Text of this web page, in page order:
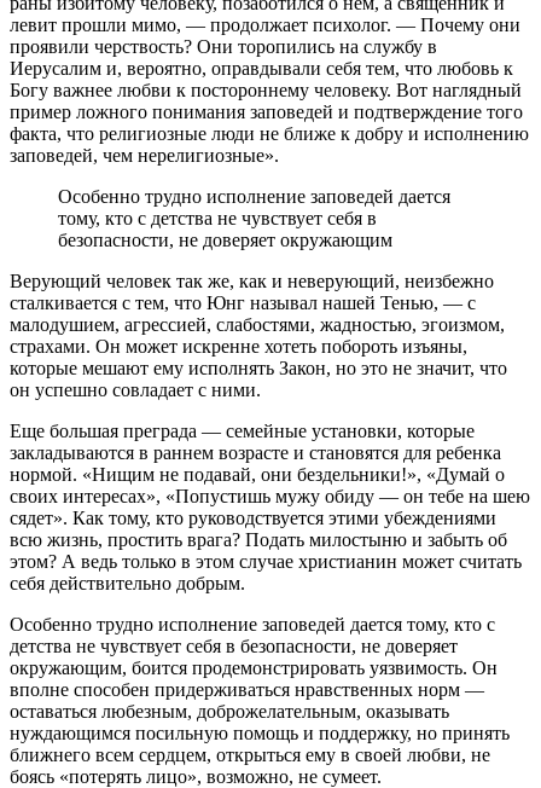
левит прошли мимо, — продолжает психолог. — Почему они
проявили черствость? Они торопились на службу в
Иерусалим и, вероятно, оправдывали себя тем, что любовь к
Богу важнее любви к постороннему человеку. Вот наглядный
пример ложного понимания заповедей и подтверждение того
факта, что религиозные люди не ближе к добру и исполнению
заповедей, чем нерелигиозные».
Особенно трудно исполнение заповедей дается
тому, кто с детства не чувствует себя в
безопасности, не доверяет окружающим
Верующий человек так же, как и неверующий, неизбежно
сталкивается с тем, что Юнг называл нашей Тенью, — с
малодушием, агрессией, слабостями, жадностью, эгоизмом,
страхами. Он может искренне хотеть побороть изъяны,
которые мешают ему исполнять Закон, но это не значит, что
он успешно совладает с ними.
Еще большая преграда — семейные установки, которые
закладываются в раннем возрасте и становятся для ребенка
нормой. «Нищим не подавай, они бездельники!», «Думай о
своих интересах», «Попустишь мужу обиду — он тебе на шею
сядет». Как тому, кто руководствуется этими убеждениями
всю жизнь, простить врага? Подать милостыню и забыть об
этом? А ведь только в этом случае христианин может считать
себя действительно добрым.
Особенно трудно исполнение заповедей дается тому, кто с
детства не чувствует себя в безопасности, не доверяет
окружающим, боится продемонстрировать уязвимость. Он
вполне способен придерживаться нравственных норм —
оставаться любезным, доброжелательным, оказывать
нуждающимся посильную помощь и поддержку, но принять
ближнего всем сердцем, открыться ему в своей любви, не
боясь «потерять лицо», возможно, не сумеет.